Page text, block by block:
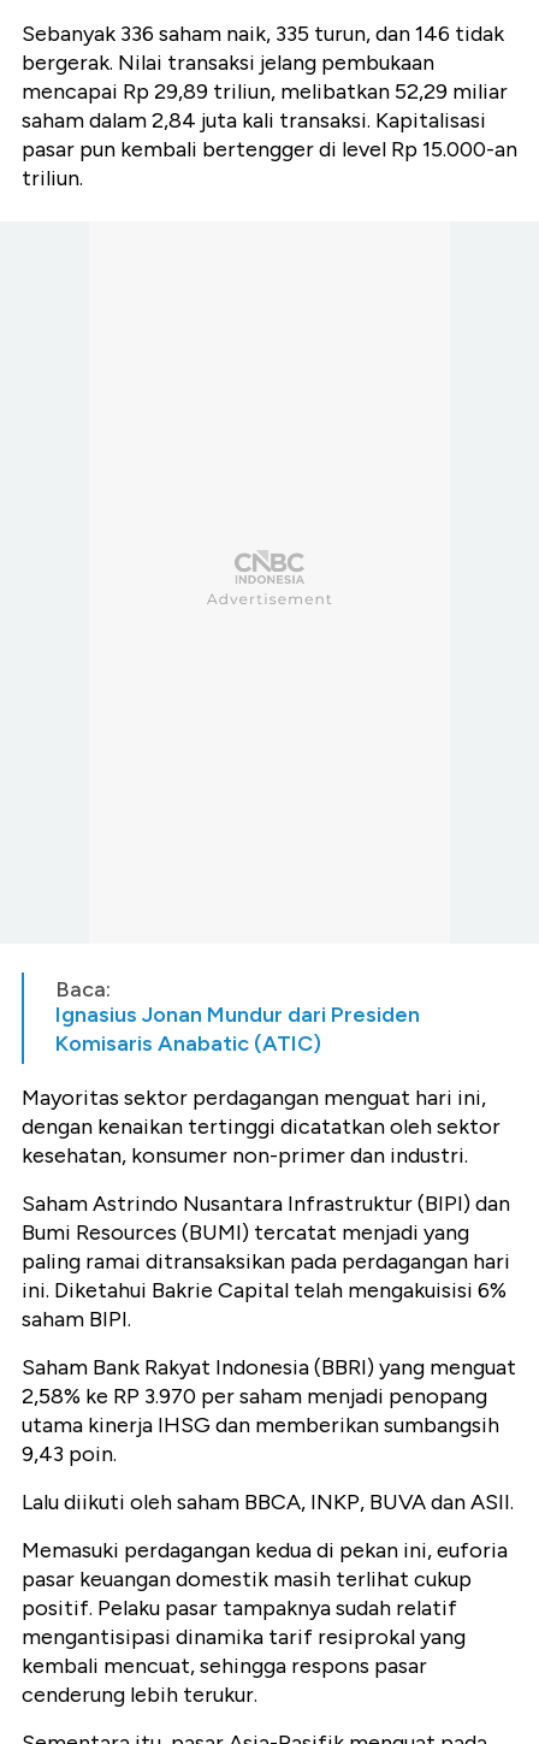
Sebanyak 336 saham naik, 335 turun, dan 146 tidak
bergerak. Nilai transaksi jelang pembukaan
mencapai Rp 29,89 triliun, melibatkan 52,29 miliar
saham dalam 2,84 juta kali transaksi. Kapitalisasi
pasar pun kembali bertengger di level Rp 15.000-an
triliun.
Baca:
Ignasius Jonan Mundur dari Presiden
Komisaris Anabatic (ATIC)
Mayoritas sektor perdagangan menguat hari ini,
dengan kenaikan tertinggi dicatatkan oleh sektor
kesehatan, konsumer non-primer dan industri.
Saham Astrindo Nusantara Infrastruktur (BIPI) dan
Bumi Resources (BUMI) tercatat menjadi yang
paling ramai ditransaksikan pada perdagangan hari
ini. Diketahui Bakrie Capital telah mengakuisisi 6%
saham BIPI.
Saham Bank Rakyat Indonesia (BBRI) yang menguat
2,58% ke RP 3.970 per saham menjadi penopang
utama kinerja IHSG dan memberikan sumbangsih
9,43 poin.
Lalu diikuti oleh saham BBCA, INKP, BUVA dan ASII.
Memasuki perdagangan kedua di pekan ini, euforia
pasar keuangan domestik masih terlihat cukup
positif. Pelaku pasar tampaknya sudah relatif
mengantisipasi dinamika tarif resiprokal yang
kembali mencuat, sehingga respons pasar
cenderung lebih terukur.